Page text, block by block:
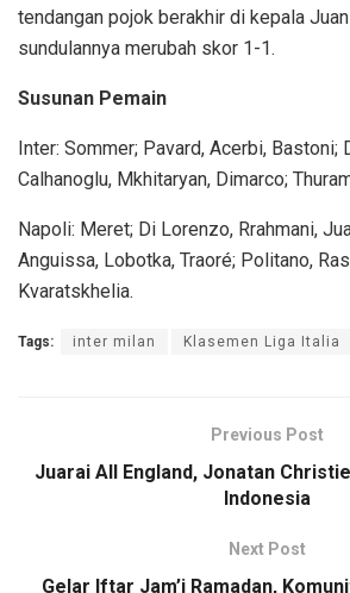
tendangan pojok berakhir di kepala
sundulannya merubah skor 1-1.
Susunan Pemain
Inter: Sommer; Pavard, Acerbi, Bastoni;
Calhanoglu, Mkhitaryan, Dimarco;
Napoli: Meret; Di Lorenzo, Rrahmani,
Anguissa, Lobotka, Traoré; Politano,
Kvaratskhelia.
Tags: inter milan Klasemen Liga Italia
Previous Post
Juarai All England, Jonatan
Indonesia
Next Post
Gelar Iftar Jam’i Ramadan,